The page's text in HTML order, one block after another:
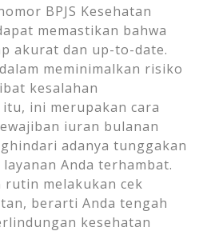
BPJS Kesehatan
memastikan bahwa
akurat dan up-to-date.
meminimalkan risiko
kesalahan
ini merupakan cara
iuran bulanan
adanya tunggakan
Anda terhambat.
rutin melakukan cek
berarti Anda tengah
kesehatan